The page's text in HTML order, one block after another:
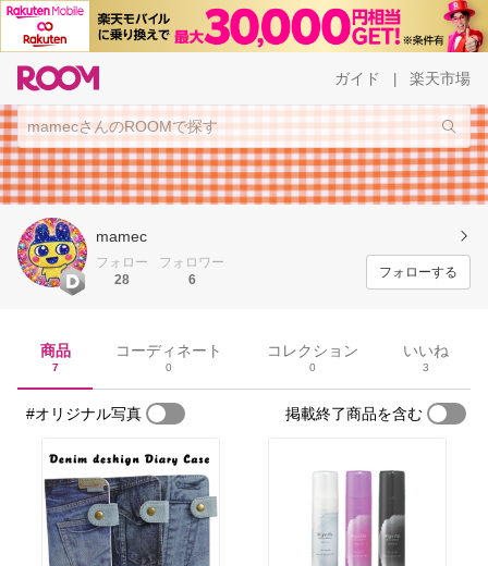
ガイド 楽天市場
mamec
フォロー
28
フォロワー
6
フォローする
商品
7
コーディネート
0
コレクション
0
いいね
3
#オリジナル写真 掲載終了商品を含む